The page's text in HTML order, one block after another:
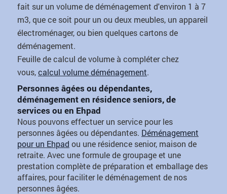
fait sur un volume de déménagement d'environ 1 à 7
m3, que ce soit pour un ou deux meubles, un appareil
électroménager, ou bien quelques cartons de
déménagement.
Feuille de calcul de volume à compléter chez
vous,calcul volume déménagement.
Personnes âgées ou dépendantes,
déménagement en résidence seniors, de
services ou en Ehpad
Nous pouvons effectuer un service pour les
personnes âgées ou dépendantes. Déménagement
pour un Ehpad ou une résidence senior, maison de
retraite. Avec une formule de groupage et une
prestation complète de préparation et emballage des
affaires, pour faciliter le déménagement de nos
personnes âgées.